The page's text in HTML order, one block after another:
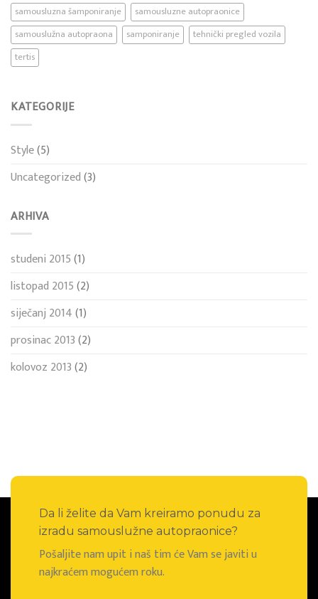
samousluzna šamponiranje
samousluzne autopraonice
samouslužna autopraona
samponiranje
tehnički pregled vozila
tertis
KATEGORIJE
Style(5)
Uncategorized(3)
ARHIVA
studeni 2015(1)
listopad 2015(2)
siječanj 2014(1)
prosinac 2013(2)
kolovoz 2013(2)
Da li želite da Vam kreiramo ponudu za
izradu samouslužne autopraonice?
Pošaljite nam upit i naš tim će Vam se javiti u
najkraćem mogućem roku.